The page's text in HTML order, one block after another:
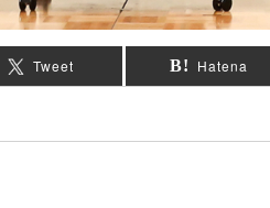
Tweet Hatena